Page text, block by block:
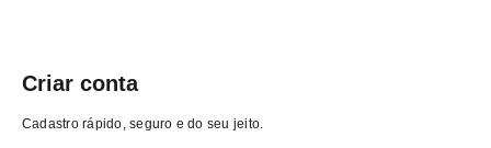
Criar conta
Cadastro rápido, seguro e do seu jeito.